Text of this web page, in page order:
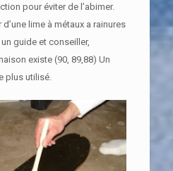
pour éviter de l’abimer.
lime à métaux a rainures
guide et conseiller,
existe (90, 89,88) Un
plus utilisé.